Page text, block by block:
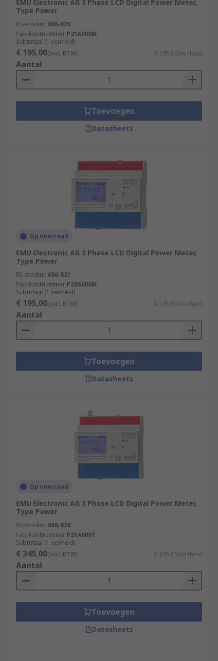
EMU Electronic AG 3 Phase LCD Digital Power Meter,
Type Power
RS-stocknr. 686-826
Fabrikantnummer P21A000M
Subtotaal (1 eenheid)
€ 195,00(excl. BTW) € 195,00/eenheid
Aantal
Toevoegen
Datasheets
Op voorraad
EMU Electronic AG 3 Phase LCD Digital Power Meter,
Type Power
RS-stocknr. 686-821
Fabrikantnummer P20A000M
Subtotaal (1 eenheid)
€ 195,00(excl. BTW) € 195,00/eenheid
Aantal
Toevoegen
Datasheets
Op voorraad
EMU Electronic AG 3 Phase LCD Digital Power Meter,
Type Power
RS-stocknr. 686-828
Fabrikantnummer P21A000T
Subtotaal (1 eenheid)
€ 345,00(excl. BTW) € 345,00/eenheid
Aantal
Toevoegen
Datasheets